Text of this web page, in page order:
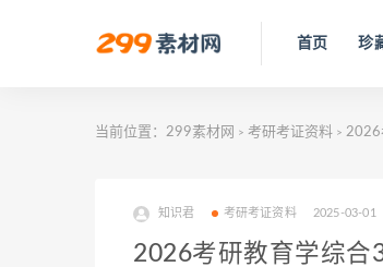
首页 珍
当前位置： 299素材网 > 考研考证资料 > 2026
知识君 考研考证资料 2025-03-01
2026考研教育学综合